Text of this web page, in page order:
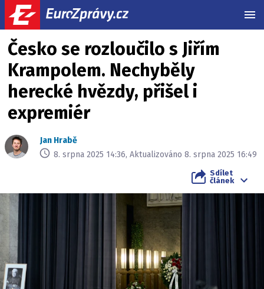
Česko se rozloučilo s Jiřím
Krampolem. Nechyběly
herecké hvězdy, přišel i
expremiér
Jan Hrabě
8. srpna 2025 14:36, Aktualizováno 8. srpna 2025 16:49
Sdílet
článek